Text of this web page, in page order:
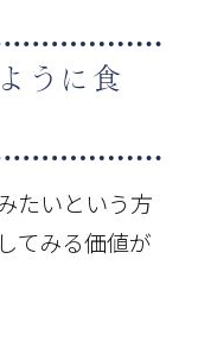
うに食
たいという方
てみる価値が